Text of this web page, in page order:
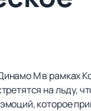
М в рамках
на льду,
которое